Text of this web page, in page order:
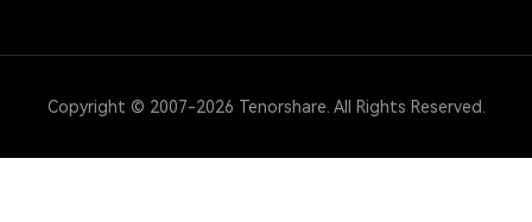
Copyright © 2007-2026 Tenorshare. All Rights Reserved.